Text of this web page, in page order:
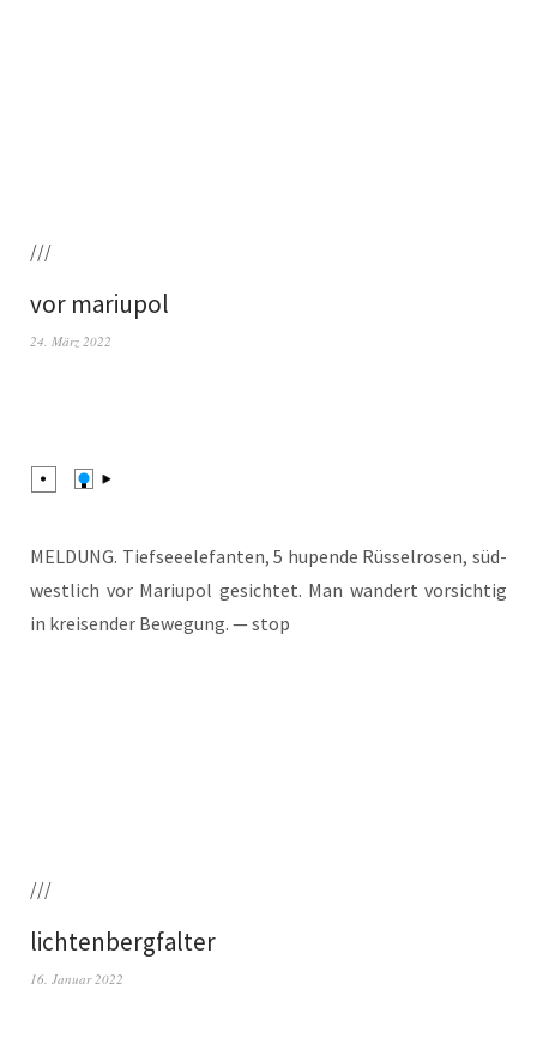
///
vor mariupol
24. März 2022
MELDUNG. Tief­see­ele­fan­ten, 5 hupen­de Rüs­sel­ro­sen, süd­
west­lich vor Mariu­pol gesich­tet. Man wan­dert vor­sich­tig
in krei­sen­der Bewe­gung. — stop
///
lichtenbergfalter
16. Januar 2022